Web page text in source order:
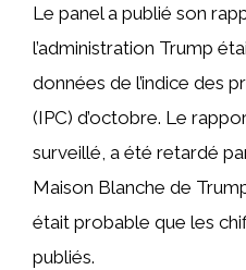
Le panel a publié son
l’administration Trump
données de l’indice des
(IPC) d’octobre. Le
surveillé, a été retardé
Maison Blanche de
était probable que les
publiés.